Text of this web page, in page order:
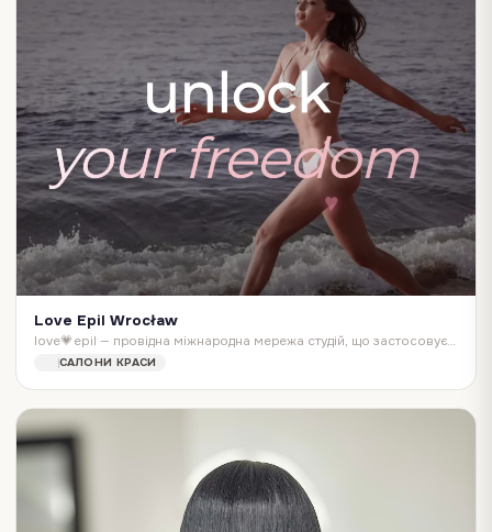
Love Epil Wrocław
love💗epil — провідна міжнародна мережа студій, що застосовує унікальні лазерні технології для видалення небажаного волосся.
САЛОНИ КРАСИ